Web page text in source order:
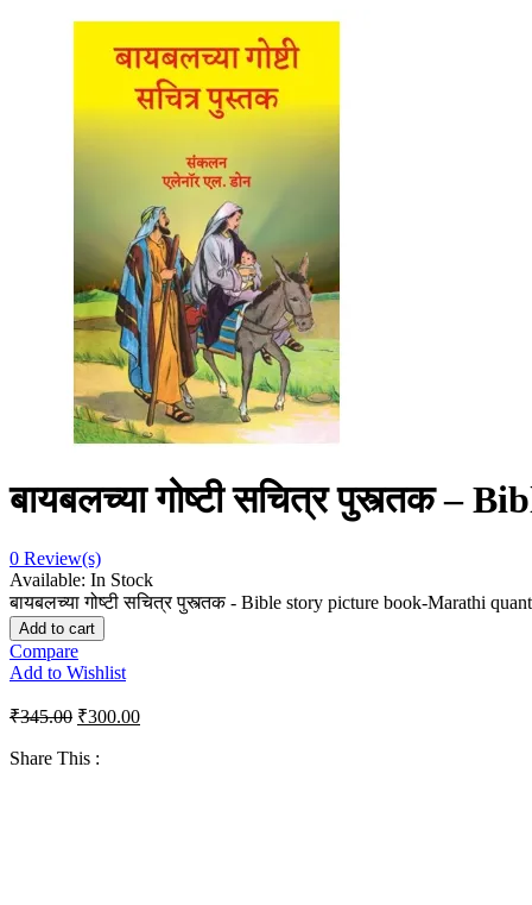
बायबलच्या गोष्टी सचित्र पुस्त्तक
0 Review(s)
Available: In Stock
बायबलच्या गोष्टी सचित्र पुस्त्तक - Bible story picture book-Marathi
Add to cart
Compare
Add to Wishlist
₹345.00 ₹300.00
Share This :